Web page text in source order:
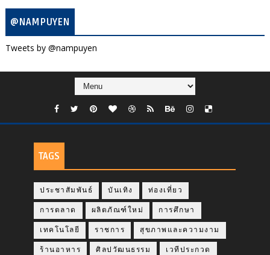
@NAMPUYEN
Tweets by @nampuyen
TAGS
ประชาสัมพันธ์ บันเทิง ท่องเที่ยว
การตลาด ผลิตภัณฑ์ใหม่ การศึกษา
เทคโนโลยี ราชการ สุขภาพและความงาม
ร้านอาหาร ศิลปวัฒนธรรม เวทีประกวด